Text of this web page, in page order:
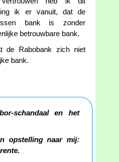
ik er vanuit, dat de
bank is zonder
betrouwbare bank.
de Rabobank zich niet
bank.
schandaal en het
opstelling naar mij: